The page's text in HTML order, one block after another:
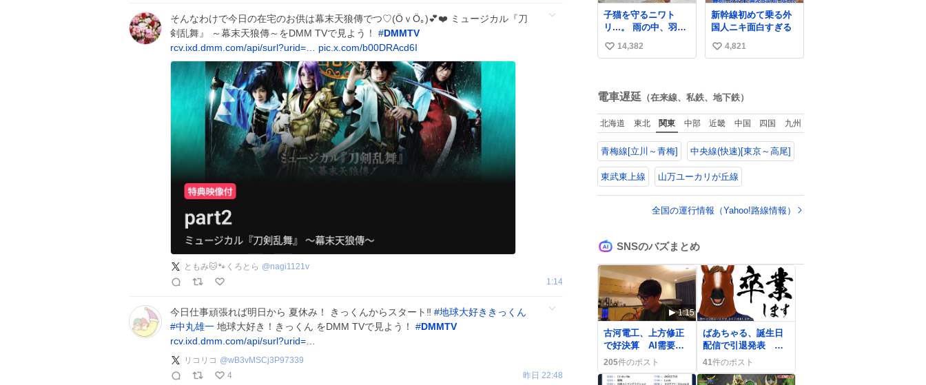
そんなわけで今日の在宅のお供は幕末天狼傳でつ♡⁠(⁠Ӧ⁠ｖ⁠Ӧ⁠｡⁠)💕❤️ ミュージカル『刀
剣乱舞』 ～幕末天狼傳～をDMM TVで見よう！ #DMMTV
rcv.ixd.dmm.com/api/surl?urid=…
pic.x.com/b00DRAcd6I
ともみ🐱🐾くろとら @nagi1121v
1:14
今日仕事頑張れば明日から 夏休み！ きっくんからスタート‼️ #地球大好ききっくん
#中丸雄一 地球大好き！きっくん をDMM TVで見よう！ #DMMTV
rcv.ixd.dmm.com/api/surl?urid=…
リコリコ @wB3vMSCj3P97339
4
昨日 22:48
たくらいの価格感な
ら、ドイツの黒い森
のフローライトか
な…」と当たりつけ
てもらった。確かに
子猫を守るニワト
リ...。 雨の中、羽の
中に子猫を入れて守
る姿に感動した！！
い
数
14,382
新幹線初めて乗る外
国人ニキ面白すぎる
い
数
4,821
電車遅延 （在来線、私鉄、地下鉄）
北海道 東北 関東 中部 近畿 中国 四国 九州
青梅線[立川～青梅] 中央線(快速)[東京～高尾]
東武東上線 山万ユーカリが丘線
全国の運行情報（Yahoo!路線情報）
SNSのバズまとめ
1:15
古河電工、上方修正
で好決算 AI需要で
利益急伸にユーザー
歓喜
205件のポスト
ばあちゃる、誕生日
配信で引退発表 フ
ァンは「マジか…」
と驚きと悲しみの声
が上がる
41件のポスト